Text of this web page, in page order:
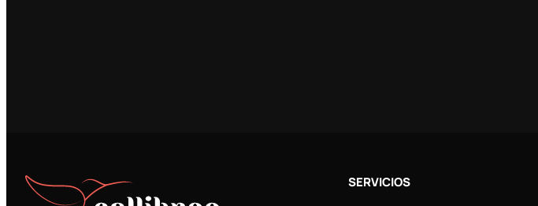
SERVICIOS